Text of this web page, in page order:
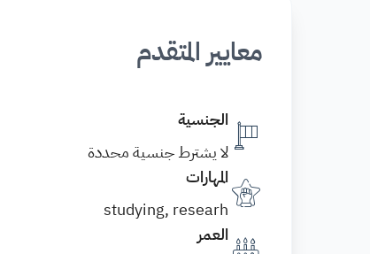
معايير المتقدم
الجنسية
لا يشترط جنسية محددة
المهارات
studying, researh
العمر